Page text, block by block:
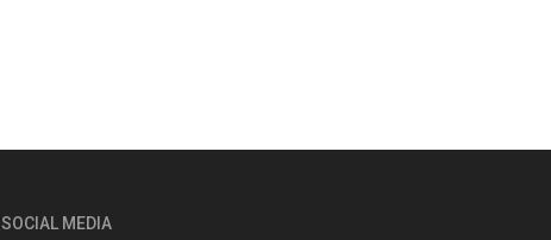
SOCIAL MEDIA